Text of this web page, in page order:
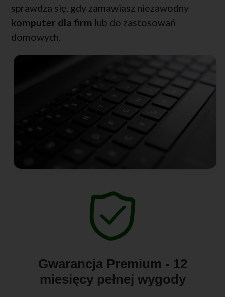
sprawdza się, gdy zamawiasz niezawodny
komputer dla firm lub do zastosowań
domowych.
Gwarancja Premium - 12
miesięcy pełnej wygody